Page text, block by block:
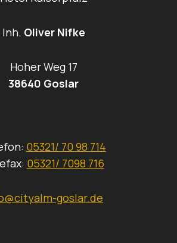
Inh. Oliver Nifke
Hoher Weg 17
38640 Goslar
05321/ 70 98 714
05321/ 7098 716
goslar.de